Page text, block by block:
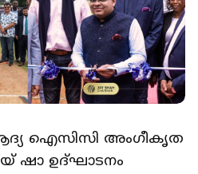
ഐസിസി അംഗീകൃത
ജയ് ഷാ ഉദ്ഘാടനം